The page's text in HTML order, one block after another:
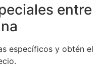
entre
específicos y obtén el